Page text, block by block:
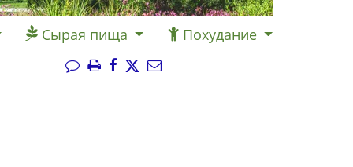
Сырая пища Похудание